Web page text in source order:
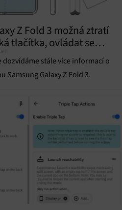
Z Fold 3 možná ztratí
tlačítka, ovládat se
gest
dozvídáme stále více informací o
Samsung Galaxy Z Fold 3.